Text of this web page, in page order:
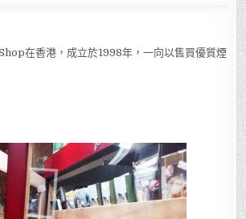
在香港，成立於1998年，一向以售買優質煙